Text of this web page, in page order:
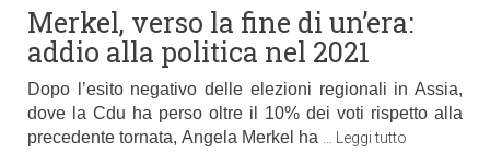
Merkel, verso la fine di un’era:
addio alla politica nel 2021
Dopo l’esito negativo delle elezioni regionali in Assia,
dove la Cdu ha perso oltre il 10% dei voti rispetto alla
precedente tornata, Angela Merkel ha
Leggi tutto